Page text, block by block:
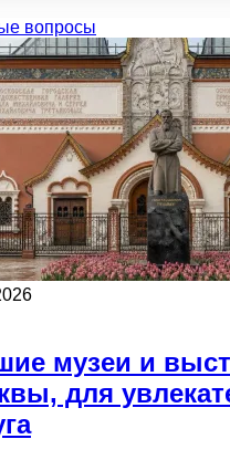
вопросы
музеи и
для